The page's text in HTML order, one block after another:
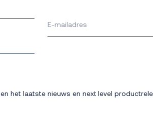
het laatste nieuws en next level